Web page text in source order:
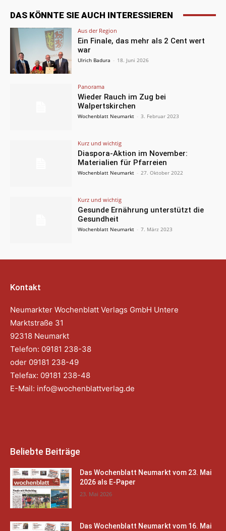
DAS KÖNNTE SIE AUCH INTERESSIEREN
Aus der Region
Ein Finale, das mehr als 2 Cent wert
war
Ulrich Badura - 18. Juni 2026
Panorama
Wieder Rauch im Zug bei
Walpertskirchen
Wochenblatt Neumarkt - 3. Februar 2023
Kurz und wichtig
Diaspora-Aktion im November:
Materialien für Pfarreien
Wochenblatt Neumarkt - 27. Oktober 2022
Kurz und wichtig
Gesunde Ernährung unterstützt die
Gesundheit
Wochenblatt Neumarkt - 7. März 2023
Kontakt
Neumarkter Wochenblatt Verlags GmbH Untere
Marktstraße 31
92318 Neumarkt
Telefon: 09181 238-38
oder 09181 238-49
Telefax: 09181 238-48
E-Mail: info@wochenblattverlag.de
Beliebte Beiträge
Das Wochenblatt Neumarkt vom 23. Mai
2026 als E-Paper
23. Mai 2026
Das Wochenblatt Neumarkt vom 16. Mai